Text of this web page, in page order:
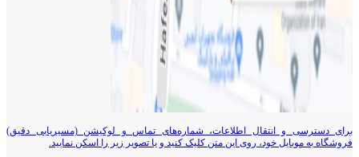
برای دسترسی و انتقال اطلاعات، شماره‌های تماس و لوکیشن (مسیریابی دقیق)
فروشگاه به موبایل خود، روی این متن کلیک کنید و یا تصویر زیر را اسکن نمایید.